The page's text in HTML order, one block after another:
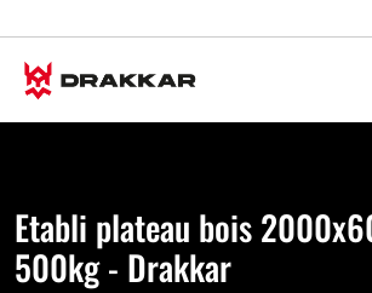
Etabli plateau bois
500kg - Drakkar